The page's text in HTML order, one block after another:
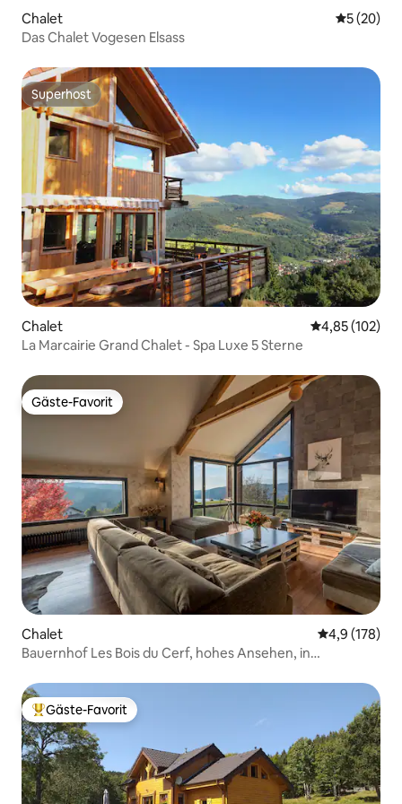
Chalet
5 (20)
Das Chalet Vogesen Elsass
Superhost
Superhost
Chalet
4,85 (102)
La Marcairie Grand Chalet - Spa Luxe 5 Sterne
Gäste-Favorit
Gäste-Favorit
Chalet
4,9 (178)
Bauernhof Les Bois du Cerf, hohes Ansehen, in
Beliebter Gäste-Favorit.
Gäste-Favorit